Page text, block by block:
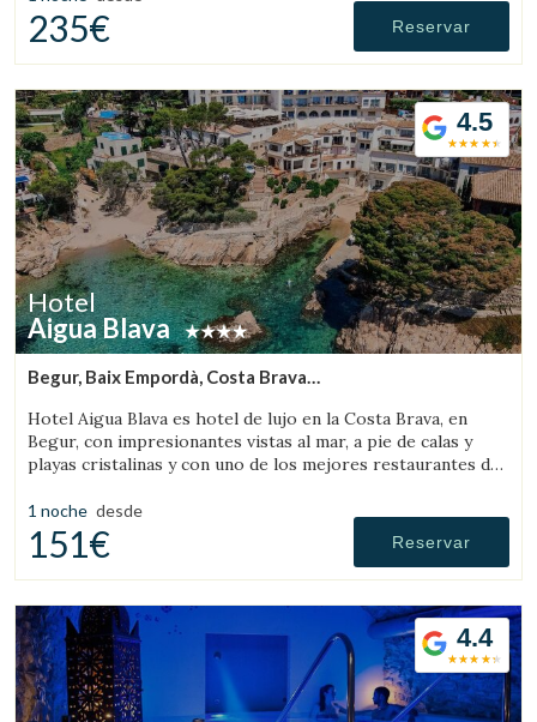
235€ Reservar
4.5
Hotel
Aigua Blava
Begur, Baix Empordà, Costa Brava
Hotel Aigua Blava es hotel de lujo en la Costa Brava, en
Begur, con impresionantes vistas al mar, a pie de calas y
playas cristalinas y con uno de los mejores restaurantes de
1 noche desde
151€ Reservar
4.4